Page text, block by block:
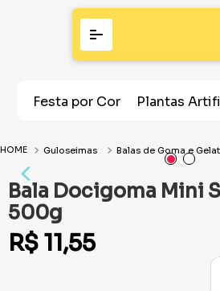
Festa por Cor Plantas
Guloseimas Balas de Goma e
Bala Docigoma Mini
500g
R$ 11,55